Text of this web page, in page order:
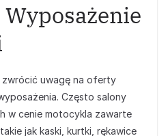
uwagę na oferty
Często salony
w cenie motocykla zawarte
jak kaski, kurtki, rękawice